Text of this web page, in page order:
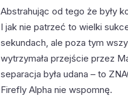
Abstrahując od tego że były
I jak nie patrzeć to wielki
sekundach, ale poza tym
wytrzymała przejście przez
separacja była udana – to
Firefly Alpha nie wspomnę.